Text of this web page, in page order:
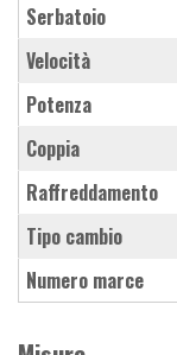
Serbatoio
Velocità
Potenza
Coppia
Raffreddamento
Tipo cambio
Numero marce